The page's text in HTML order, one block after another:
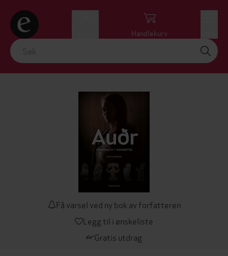
Handlekurv
Få varsel ved ny bok av forfatteren
Legg til i ønskeliste
Gratis utdrag